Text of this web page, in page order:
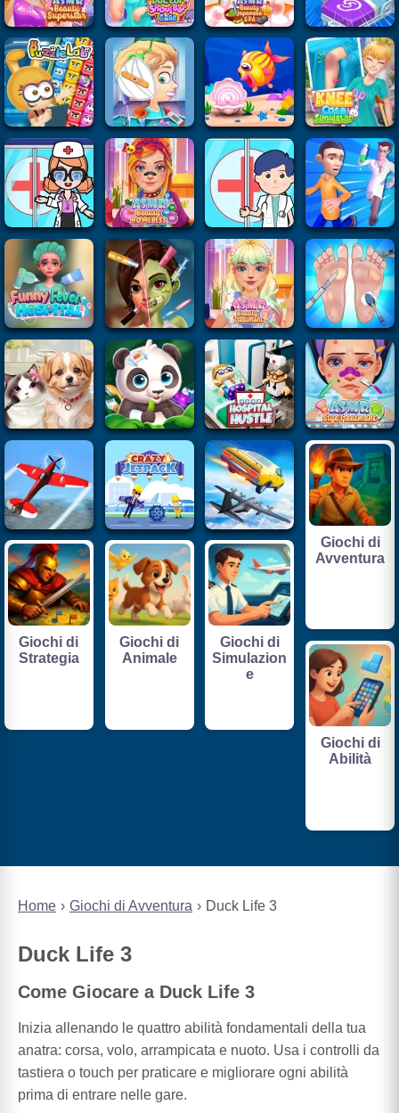
Home Giochi di Avventura Duck Life 3
Duck Life 3
Come Giocare a Duck Life 3
Inizia allenando le quattro abilità fondamentali della tua
anatra: corsa, volo, arrampicata e nuoto. Usa i controlli da
tastiera o touch per praticare e migliorare ogni abilità
prima di entrare nelle gare.
Giochi di
Avventura
Giochi di
Strategia
Giochi di
Animale
Giochi di
Simulazion
e
Giochi di
Abilità